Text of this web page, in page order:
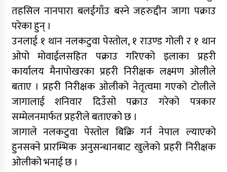
तहसिल नानपारा बलईगाँउ बस्ने जहरुद्दीन जागा पक्राउ
परेका हुन् ।
उनलाई १ थान नलकटुवा पेस्तोल, १ राउण्ड गोली र १ थान
ओपो मोवाईलसहित पक्राउ गरिएको इलाका प्रहरी
कार्यालय मैनापोखरका प्रहरी निरीक्षक लक्ष्मण ओलीले
बताए । प्रहरी निरीक्षक ओलीको नेतृत्वमा गएको टोलीले
जागालाई शनिवार दिउँसो पक्राउ गरेको पत्रकार
सम्मेलनमार्फत प्रहरीले बताएको छ ।
जागाले नलकटुवा पेस्तोल बिक्रि गर्न नेपाल ल्याएको
हुनसक्ने प्रारम्भिक अनुसन्धानबाट खुलेको प्रहरी निरीक्षक
ओलीको भनाई छ ।